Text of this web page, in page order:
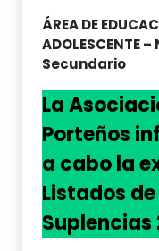
ÁREA DE
ADOLESCENTE
Secundario
La
Porteños
a cabo la
Listados